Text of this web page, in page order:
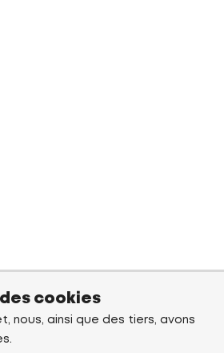
cookies
nous, ainsi que des tiers, avons